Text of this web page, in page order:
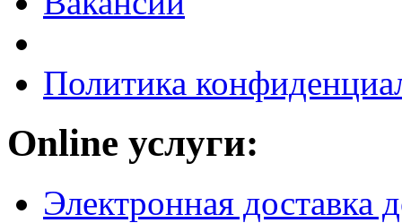
Политика
Online услуги:
Электронная доставка